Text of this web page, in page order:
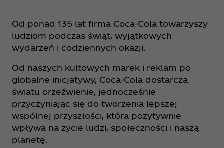
Od ponad 135 lat firma Coca‑Cola towarzyszy
ludziom podczas świąt, wyjątkowych
wydarzeń i codziennych okazji.
Od naszych kultowych marek i reklam po
globalne inicjatywy, Coca‑Cola dostarcza
światu orzeźwienie, jednocześnie
przyczyniając się do tworzenia lepszej
wspólnej przyszłości, która pozytywnie
wpływa na życie ludzi, społeczności i naszą
planetę.